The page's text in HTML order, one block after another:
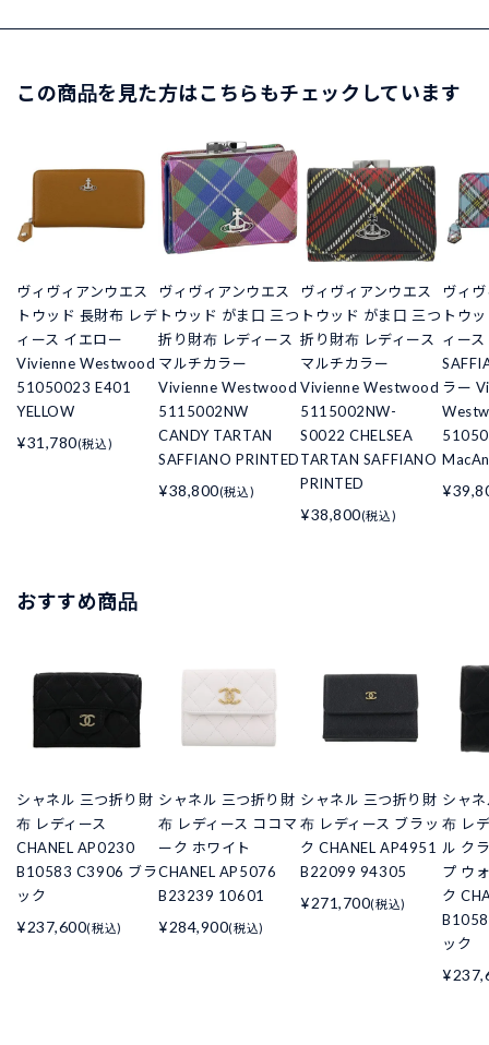
この商品を見た方はこちらもチェックしています
ヴィヴィアンウエス
トウッド 長財布 レデ
ィース イエロー
Vivienne Westwood
51050023 E401
YELLOW
¥31,780(税込)
ヴィヴィアンウエス
トウッド がま口 三つ
折り財布 レディース
マルチカラー
Vivienne Westwood
5115002NW
CANDY TARTAN
SAFFIANO PRINTED
¥38,800(税込)
ヴィヴィアンウエス
トウッド がま口 三つ
折り財布 レディース
マルチカラー
Vivienne Westwood
5115002NW-
S0022 CHELSEA
TARTAN SAFFIANO
PRINTED
¥38,800(税込)
ヴィ
トウ
ィース
ラー
おすすめ商品
シャネル 三つ折り財
布 レディース
CHANEL AP0230
B10583 C3906 ブラ
ック
¥237,600(税込)
シャネル 三つ折り財
布 レディース ココマ
ーク ホワイト
CHANEL AP5076
B23239 10601
¥284,900(税込)
シャネル 三つ折り財
布 レディース ブラッ
ク CHANEL AP4951
B22099 94305
¥271,700(税込)
シャ
布 レ
ル ク
プ ウ
ク
ック